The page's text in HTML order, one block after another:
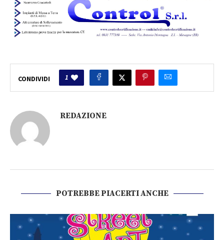
CONDIVIDI 1
REDAZIONE
POTREBBE PIACERTI ANCHE